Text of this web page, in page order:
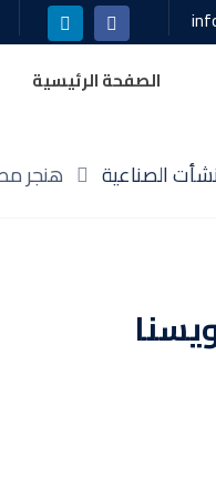
الصفحة الرئيسية
الصناعية هنجر